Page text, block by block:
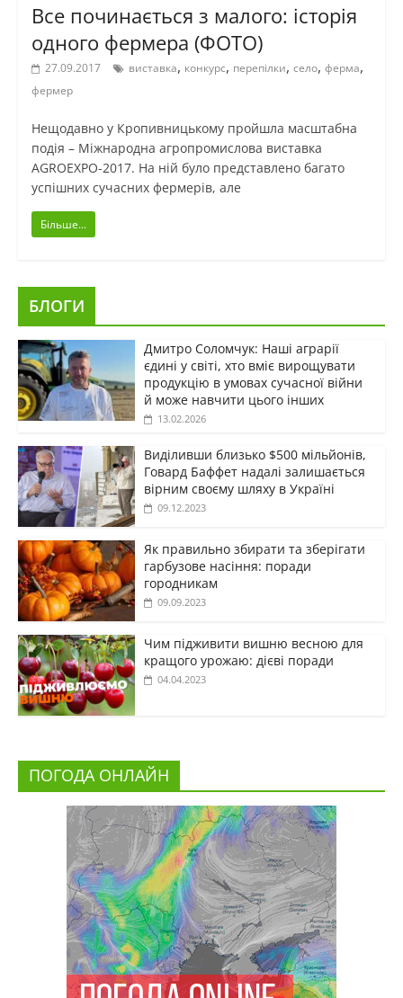
Все починається з малого: історія
одного фермера (ФОТО)
27.09.2017 виставка, конкурс, перепілки, село, ферма,
фермер
Нещодавно у Кропивницькому пройшла масштабна
подія – Міжнародна агропромислова виставка
AGROEXPO-2017. На ній було представлено багато
успішних сучасних фермерів, але
Більше...
БЛОГИ
Дмитро Соломчук: Наші аграрії
єдині у світі, хто вміє вирощувати
продукцію в умовах сучасної війни
й може навчити цього інших
13.02.2026
Виділивши близько $500 мільйонів,
Говард Баффет надалі залишається
вірним своєму шляху в Україні
09.12.2023
Як правильно збирати та зберігати
гарбузове насіння: поради
городникам
09.09.2023
Чим підживити вишню весною для
кращого урожаю: дієві поради
04.04.2023
ПОГОДА ОНЛАЙН